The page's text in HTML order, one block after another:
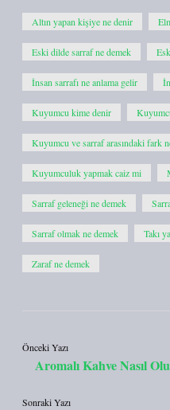
Altın yapan kişiye ne denir
Eski dilde sarraf ne demek
İnsan sarrafı ne anlama gelir
Kuyumcu kime denir
Kuyumcu ve sarraf arasındaki fark
Kuyumculuk yapmak caiz mi
Sarraf geleneği ne demek
Sarraf olmak ne demek Takı
Zaraf ne demek
Önceki Yazı
Aromalı Kahve Nasıl
Sonraki Yazı